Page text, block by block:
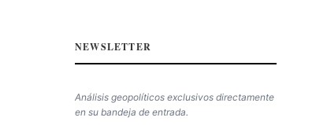
NEWSLETTER
Análisis geopolíticos exclusivos directamente
en su bandeja de entrada.